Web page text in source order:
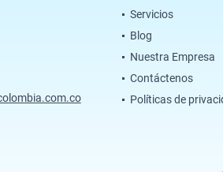
Servicios
Blog
Nuestra Empresa
Contáctenos
Políticas de